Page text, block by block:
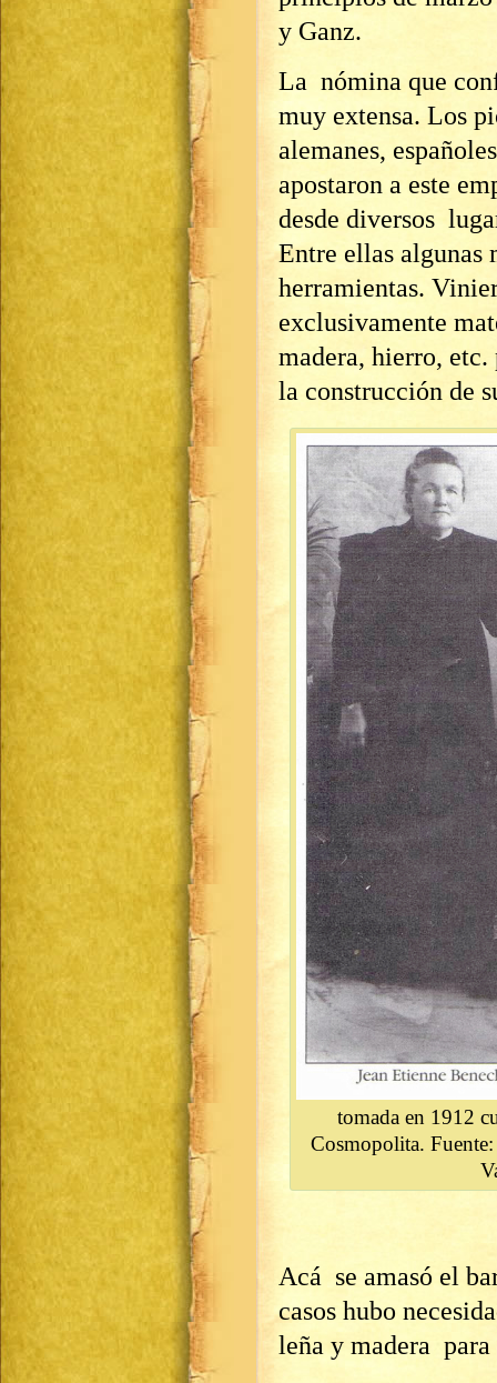
y Ganz.
La nómina que
muy extensa. Los
alemanes,
apostaron a este
desde diversos
Entre ellas algunas
herramientas.
exclusivamente
madera, hierro,
la construcción de
tomada en 1912
Cosmopolita.
Acá se amasó el
casos hubo
leña y madera para